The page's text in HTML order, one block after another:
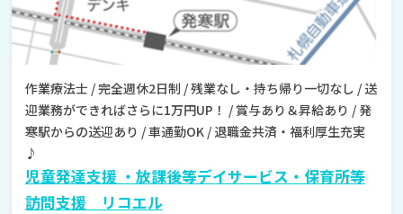
作業療法士 / 完全週休2日制 / 残業なし・持ち帰り一切なし / 送
迎業務ができればさらに1万円UP！ / 賞与あり＆昇給あり / 発
寒駅からの送迎あり / 車通勤OK / 退職金共済・福利厚生充実
♪
児童発達支援 ・放課後等デイサービス・保育所等
訪問支援 リコエル